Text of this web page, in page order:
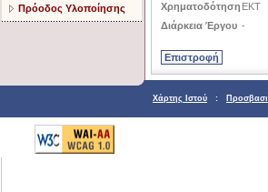
Πρόοδος Υλοποίησης Χρηματοδότηση EKT
Διάρκεια Έργου -
Χάρτης Ιστού :